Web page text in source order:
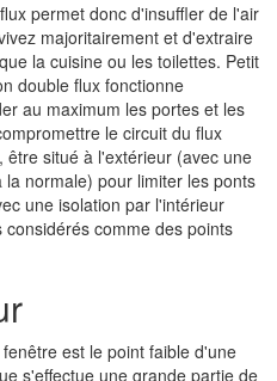
permet donc d'insuffler de l'air
majoritairement et d'extraire
la cuisine ou les toilettes. Petit
double flux fonctionne
au maximum les portes et les
le circuit du flux
situé à l'extérieur (avec une
normale) pour limiter les ponts
une isolation par l'intérieur
comme des points
est le point faible d'une
s'effectue une grande partie de